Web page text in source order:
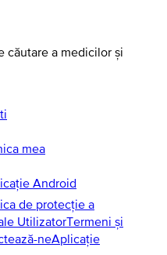
căutare a medicilor și
mea
Android
de protecție a
UtilizatorTermeni și
neAplicație